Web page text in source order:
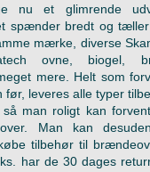
nu et glimrende
spænder bredt og
mærke, diverse
ovne, biogel,
mere. Helt som
før, leveres alle typer
så man roligt kan
Man kan
tilbehør til
har de 30 dages